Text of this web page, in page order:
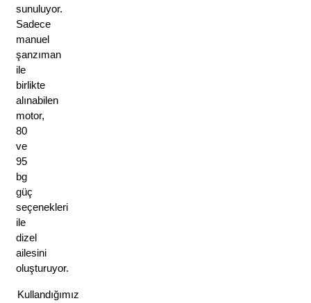
sunuluyor.
Sadece
manuel
şanzıman
ile
birlikte
alınabilen
motor,
80
ve
95
bg
güç
seçenekleri
ile
dizel
ailesini
Kullandığımız